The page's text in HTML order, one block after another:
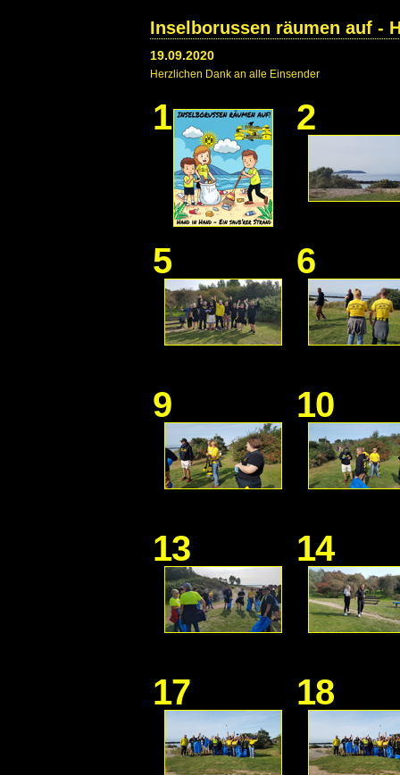
Inselborussen räumen auf -
19.09.2020
Herzlichen Dank an alle Einsender
1 2
5 6
9 10
13 14
17 18